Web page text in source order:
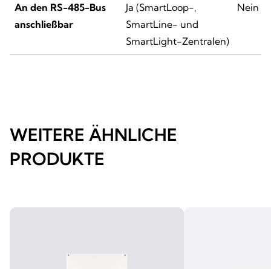
An den RS-485-Bus
anschließbar
Ja (SmartLoop-,
SmartLine- und
SmartLight-Zentralen)
Nein
WEITERE ÄHNLICHE
PRODUKTE